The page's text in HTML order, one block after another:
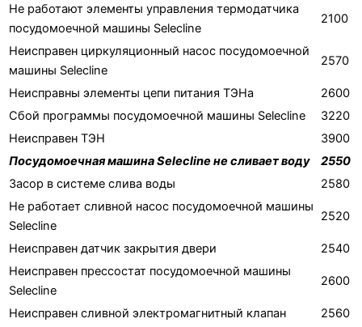
Не работают элементы управления термодатчика
посудомоечной машины Selecline
2100
Неисправен циркуляционный насос посудомоечной
машины Selecline
2570
Неисправны элементы цепи питания ТЭНа
2600
Сбой программы посудомоечной машины Selecline
3220
Неисправен ТЭН
3900
Посудомоечная машина Selecline не сливает воду
2550
Засор в системе слива воды
2580
Не работает сливной насос посудомоечной машины
Selecline
2520
Неисправен датчик закрытия двери
2540
Неисправен прессостат посудомоечной машины
Selecline
2600
Неисправен сливной электромагнитный клапан
2560